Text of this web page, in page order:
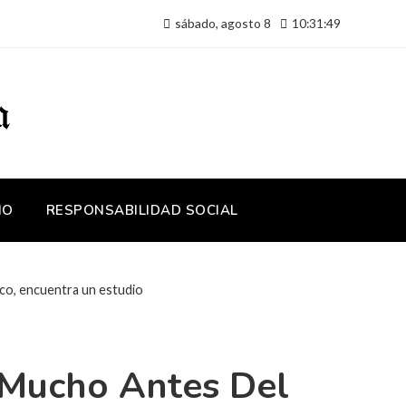
sábado, agosto 8 10:31:49
RESPONSABILIDAD SOCIAL
encuentra un estudio
Antes Del